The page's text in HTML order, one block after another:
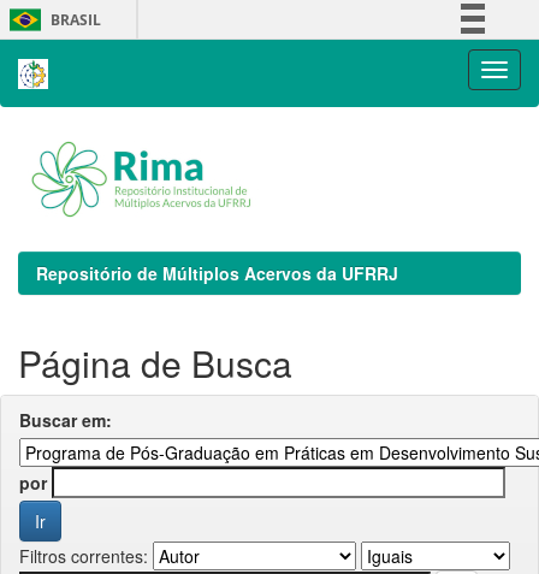
Skip
navigation
BRASIL
Repositório de Múltiplos Acervos da UFRRJ
Página de Busca
Buscar em:
por
Filtros correntes: